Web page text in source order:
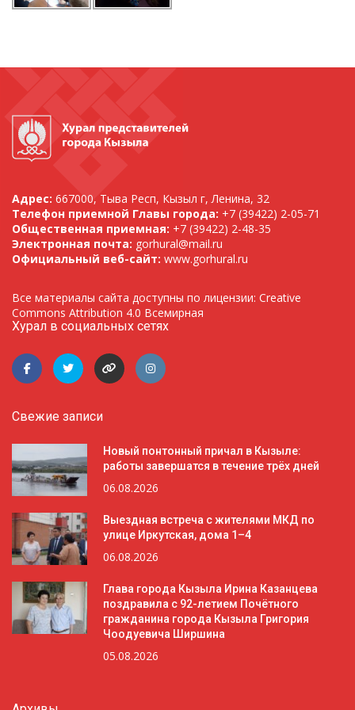
Адрес: 667000, Тыва Респ, Кызыл г, Ленина, 32
Телефон приемной Главы города: +7 (39422) 2-05-71
Общественная приемная: +7 (39422) 2-48-35
Электронная почта: gorhural@mail.ru
Официальный веб-сайт: www.gorhural.ru
Все материалы сайта доступны по лицензии: Creative
Commons Attribution 4.0 Всемирная
Хурал в социальных сетях
Свежие записи
Новый понтонный причал в Кызыле:
работы завершатся в течение трёх дней
06.08.2026
Выездная встреча с жителями МКД по
улице Иркутская, дома 1–4
06.08.2026
Глава города Кызыла Ирина Казанцева
поздравила с 92-летием Почётного
гражданина города Кызыла Григория
Чоодуевича Ширшина
05.08.2026